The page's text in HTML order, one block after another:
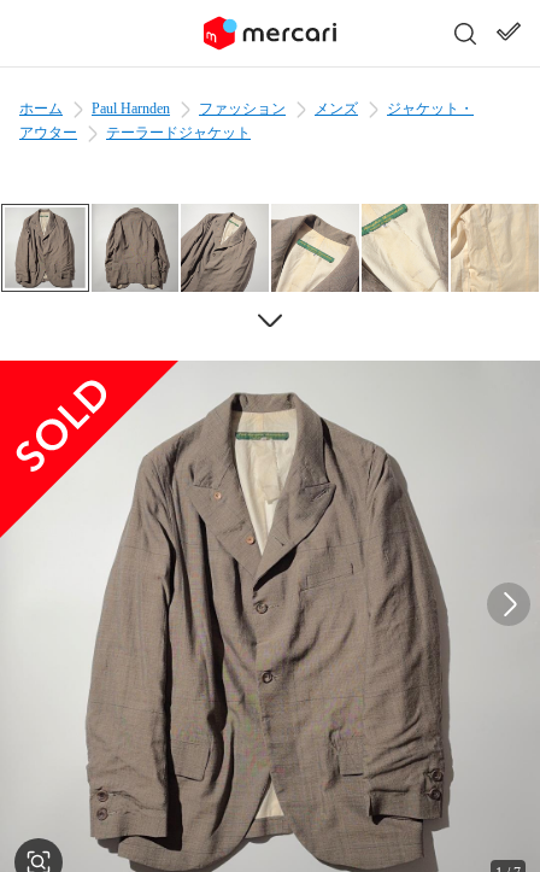
ホーム Paul Harnden ファッション メンズ
ジャケット・
アウター
テーラードジャケット